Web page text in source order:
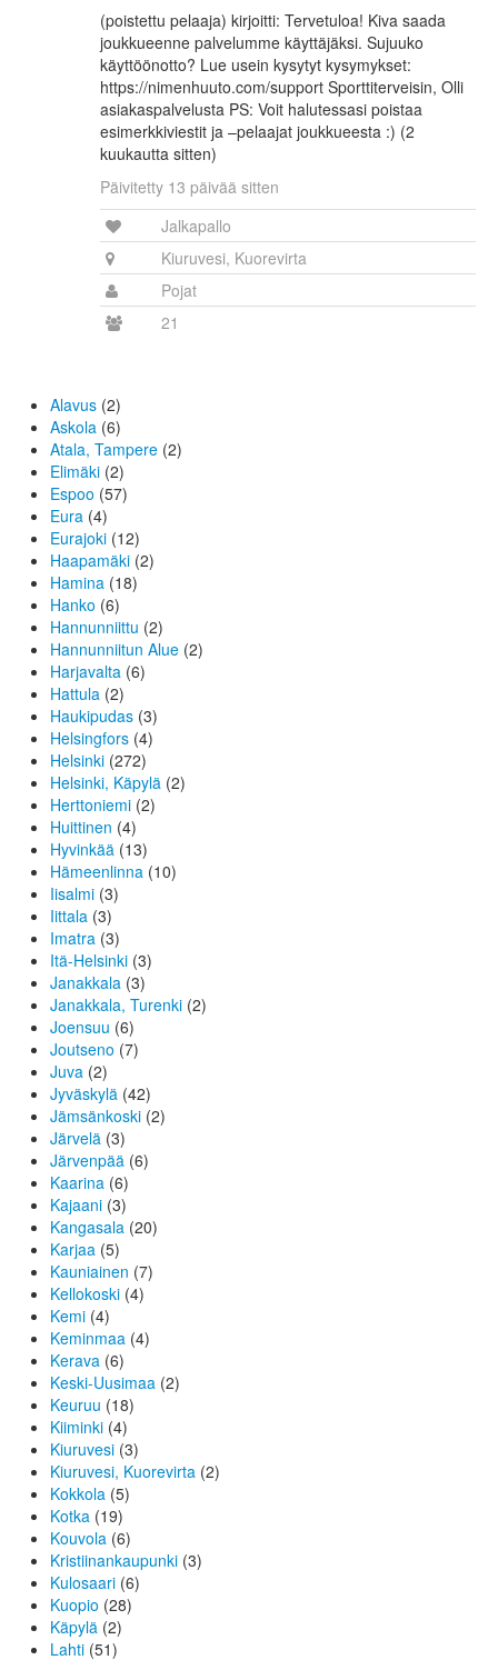
(poistettu pelaaja) kirjoitti: Tervetuloa! Kiva saada
joukkueenne palvelumme käyttäjäksi. Sujuuko
käyttöönotto? Lue usein kysytyt kysymykset:
https://nimenhuuto.com/support Sporttiterveisin, Olli
asiakaspalvelusta PS: Voit halutessasi poistaa
esimerkkiviestit ja –pelaajat joukkueesta :) (2
kuukautta sitten)
Päivitetty 13 päivää sitten
Jalkapallo
Kiuruvesi, Kuorevirta
Pojat
21
Alavus (2)
Askola (6)
Atala, Tampere (2)
Elimäki (2)
Espoo (57)
Eura (4)
Eurajoki (12)
Haapamäki (2)
Hamina (18)
Hanko (6)
Hannunniittu (2)
Hannunniitun Alue (2)
Harjavalta (6)
Hattula (2)
Haukipudas (3)
Helsingfors (4)
Helsinki (272)
Helsinki, Käpylä (2)
Herttoniemi (2)
Huittinen (4)
Hyvinkää (13)
Hämeenlinna (10)
Iisalmi (3)
Iittala (3)
Imatra (3)
Itä-Helsinki (3)
Janakkala (3)
Janakkala, Turenki (2)
Joensuu (6)
Joutseno (7)
Juva (2)
Jyväskylä (42)
Jämsänkoski (2)
Järvelä (3)
Järvenpää (6)
Kaarina (6)
Kajaani (3)
Kangasala (20)
Karjaa (5)
Kauniainen (7)
Kellokoski (4)
Kemi (4)
Keminmaa (4)
Kerava (6)
Keski-Uusimaa (2)
Keuruu (18)
Kiiminki (4)
Kiuruvesi (3)
Kiuruvesi, Kuorevirta (2)
Kokkola (5)
Kotka (19)
Kouvola (6)
Kristiinankaupunki (3)
Kulosaari (6)
Kuopio (28)
Käpylä (2)
Lahti (51)